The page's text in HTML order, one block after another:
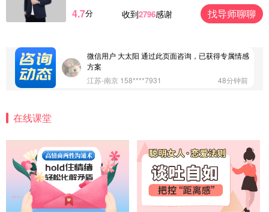
4.7分 收到2796感谢 找导师聊聊
微信用户 Vnno 通过此页面咨询，已获得专属情感方
微信用户 大太阳 通过此页面咨询，已获得专属情感
方案
江苏-南京 158****7931
48分钟前
情感方案
北京-朝阳 151****3189
22分钟前
微信用户 巧?媚儿 通过此页面咨询，已获得专属情感
方案
上海-浦东 177****9074
56分钟前
在线课堂